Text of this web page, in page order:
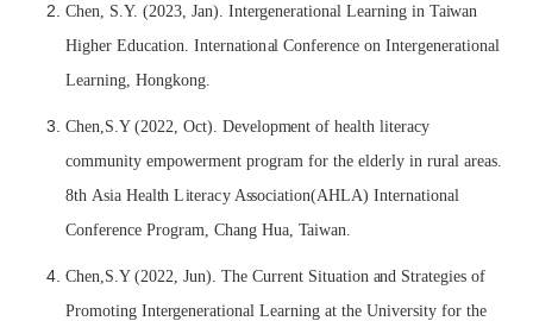
Chen, S Y. (2023, Jan). IntergenerationalLearning in Taiwan
Higher Education. International Conference on Intergenerational
Learning, Hongkong.
Chen,S.Y (2022, Oct). Development of healthliteracy
community empowerment program for the elderly in rural areas.
8th Asia HealthLiteracy Association(AHLA) International
Conference Program , Chang Hua, Taiwan.
Chen,S.Y (2022, Jun). The Current Situation and Strategies of
Promoting IntergenerationalLearningat the University for the